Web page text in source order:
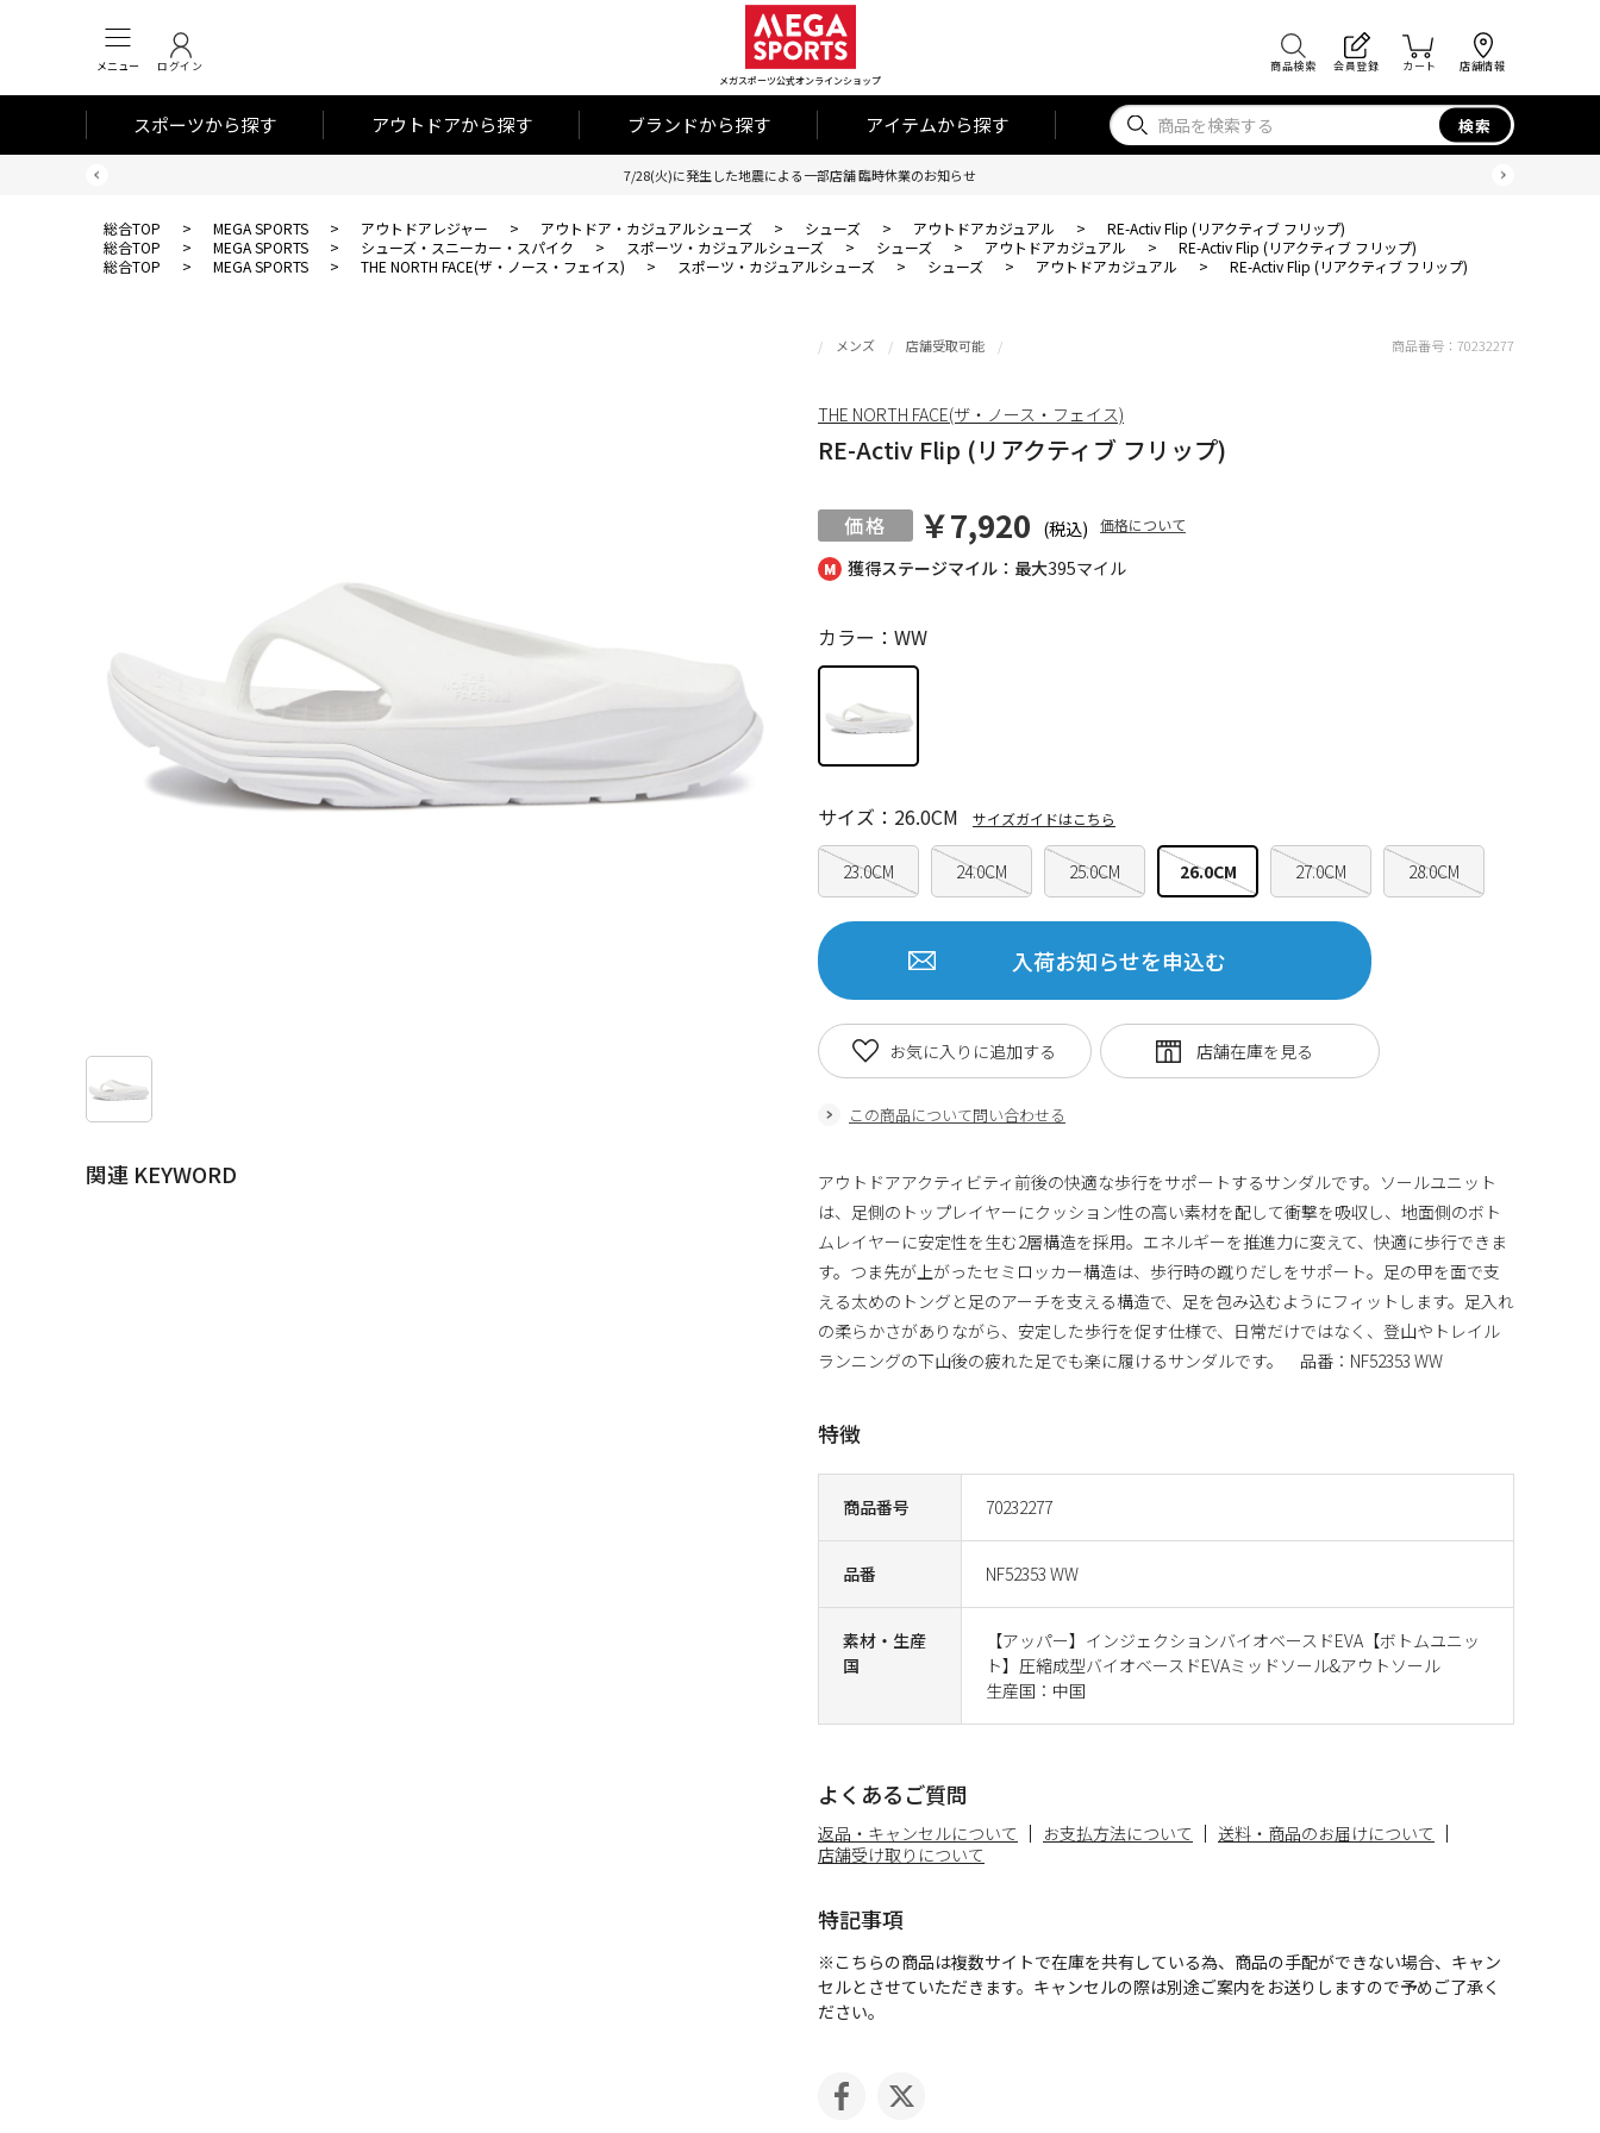
メニュー ログイン
メガスポーツ公式オンラインショップ
商品検索 会員登録 カート 店舗情報
スポーツから探す アウトドアから探す ブランドから探す アイテムから探す 検索
7/28(火)に発生した地震による一部店舗 臨時休業のお知らせ
総合TOP > MEGA SPORTS > アウトドアレジャー > アウトドア・カジュアルシューズ > シューズ > アウトドアカジュアル >
RE-Activ Flip (リアクティブ フリップ)
総合TOP
> MEGA SPORTS > シューズ・スニーカー・スパイク > スポーツ・カジュアルシューズ > シューズ > アウトドアカジュアル >
RE-Activ Flip (リアクティブ フリップ)
総合TOP
> MEGA SPORTS > THE NORTH FACE(ザ・ノース・フェイス) > スポーツ・カジュアルシューズ > シューズ > アウトドアカジュアル > RE-Activ Flip (リアクティブ フリップ)
関連 KEYWORD
獲得ステージマイル：最大395マイル
メンズ 店舗受取可能
RE-Activ Flip (リアクティブ フリップ)
￥7,920 (税込) 価格について
商品番号 70232277
品番 NF52353 WW
素材・生産
国
【アッパー】インジェクションバイオベースドEVA【ボトムユニッ
ト】圧縮成型バイオベースドEVAミッドソール&アウトソール
生産国：中国
カラー：WW
23.0CM 24.0CM 25.0CM 26.0CM 27.0CM 28.0CM
サイズ：26.0CM サイズガイドはこちら
入荷お知らせを申込む
この商品について問い合わせる
お気に入りに追加する
商品番号： 70232277
THE NORTH FACE(ザ・ノース・フェイス)
アウトドアアクティビティ前後の快適な歩行をサポートするサンダルです。ソールユニット
は、足側のトップレイヤーにクッション性の高い素材を配して衝撃を吸収し、地面側のボト
ムレイヤーに安定性を生む2層構造を採用。エネルギーを推進力に変えて、快適に歩行できま
す。つま先が上がったセミロッカー構造は、歩行時の蹴りだしをサポート。足の甲を面で支
える太めのトングと足のアーチを支える構造で、足を包み込むようにフィットします。足入れ
の柔らかさがありながら、安定した歩行を促す仕様で、日常だけではなく、登山やトレイル
ランニングの下山後の疲れた足でも楽に履けるサンダルです。 品番：NF52353 WW
特徴
よくあるご質問
返品・キャンセルについて お支払方法について
送料・商品のお届けについて
店舗受け取りについて
特記事項
※こちらの商品は複数サイトで在庫を共有している為、商品の手配ができない場合、キャン
セルとさせていただきます。キャンセルの際は別途ご案内をお送りしますので予めご了承く
ださい。